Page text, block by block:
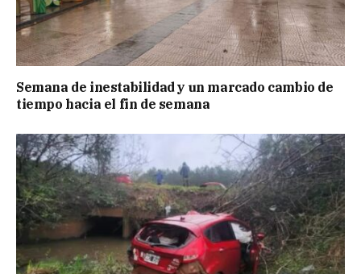
Semana de inestabilidad y un marcado cambio de
tiempo hacia el fin de semana